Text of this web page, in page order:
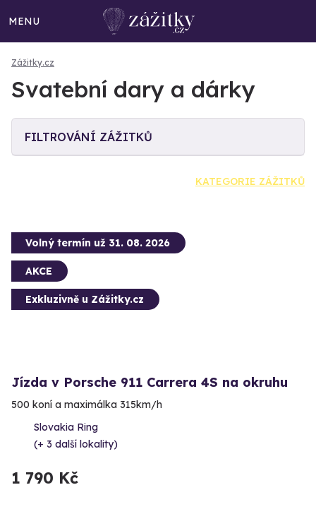
MENU
Zážitky.cz
Svatební dary a dárky
FILTROVÁNÍ ZÁŽITKŮ
KATEGORIE ZÁŽITKŮ
Volný termín už 31. 08. 2026
AKCE
Exkluzivně u Zážitky.cz
Jízda v Porsche 911 Carrera 4S na okruhu
500 koní a maximálka 315km/h
Slovakia Ring
(+ 3 další lokality)
1 790 Kč